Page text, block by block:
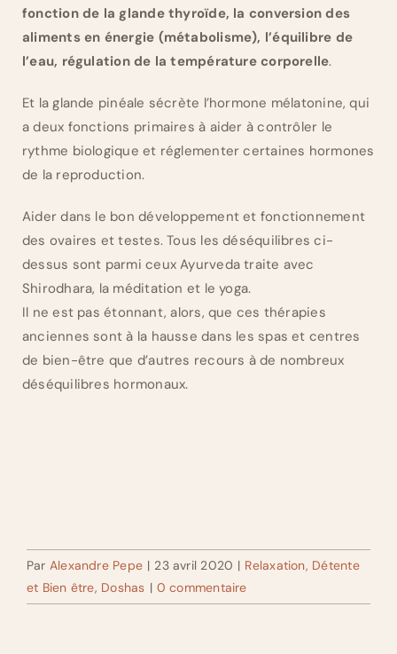
fonction de la glande thyroïde, la conversion des
aliments en énergie (métabolisme), l’équilibre de
l’eau, régulation de la température corporelle.
Et la glande pinéale sécrète l’hormone mélatonine, qui
a deux fonctions primaires à aider à contrôler le
rythme biologique et réglementer certaines hormones
de la reproduction.
Aider dans le bon développement et fonctionnement
des ovaires et testes. Tous les déséquilibres ci-
dessus sont parmi ceux Ayurveda traite avec
Shirodhara, la méditation et le yoga.
Il ne est pas étonnant, alors, que ces thérapies
anciennes sont à la hausse dans les spas et centres
de bien-être que d’autres recours à de nombreux
déséquilibres hormonaux.
Par Alexandre Pepe | 23 avril 2020 | Relaxation, Détente
et Bien être, Doshas | 0 commentaire